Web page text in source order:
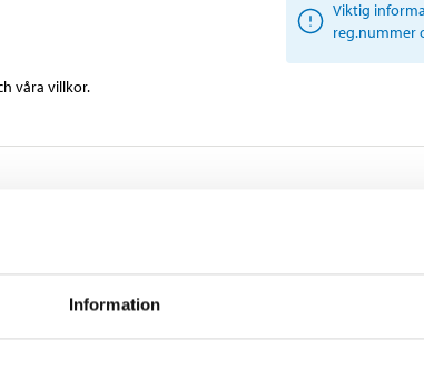
Information
våra villkor.
Viktig
reg.nummer